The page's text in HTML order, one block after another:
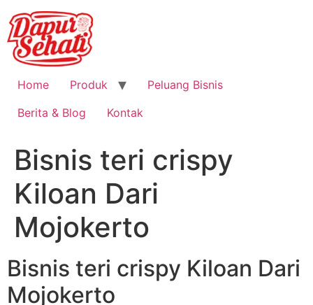
Home Produk
Peluang Bisnis
Berita & Blog
Kontak
Bisnis teri crispy
Kiloan Dari
Mojokerto
Bisnis teri crispy Kiloan Dari
Mojokerto